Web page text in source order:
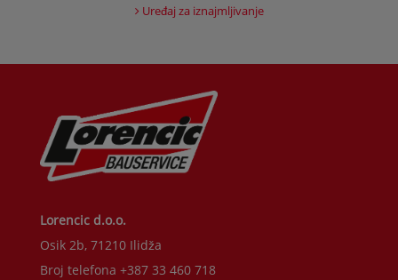
Uređaj za iznajmljivanje
Lorencic d.o.o.
Osik 2b, 71210 Ilidža
Broj telefona +387 33 460 718